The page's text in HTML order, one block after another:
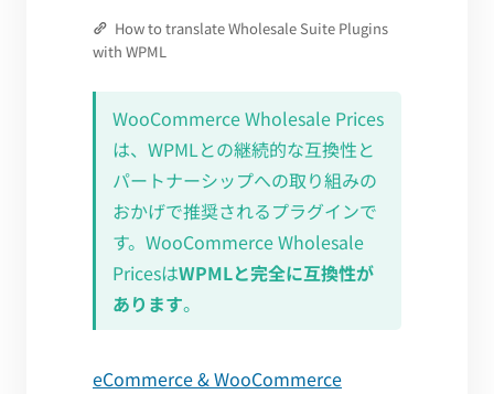
How to translate Wholesale Suite Plugins
with WPML
WooCommerce Wholesale Prices
は、WPMLとの継続的な互換性と
パートナーシップへの取り組みの
おかげで推奨されるプラグインで
す。WooCommerce Wholesale
PricesはWPMLと完全に互換性が
あります。
eCommerce & WooCommerce